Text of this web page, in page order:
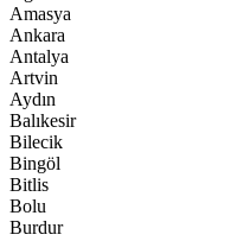
Amasya
Ankara
Antalya
Artvin
Aydın
Balıkesir
Bilecik
Bingöl
Bitlis
Bolu
Burdur